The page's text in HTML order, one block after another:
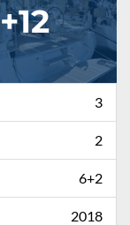
+12
3
2
6+2
2018